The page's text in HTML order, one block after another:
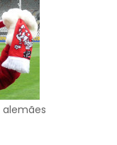
alemães